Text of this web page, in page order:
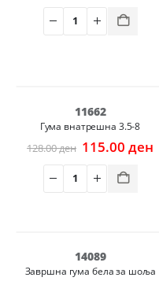
was:
280.00 ден.
11662
Гума внатрешна 3.5-8
128.00ден Original
was:
128.00 ден.
115.00 ден
14089
Завршна гума бела за шоља